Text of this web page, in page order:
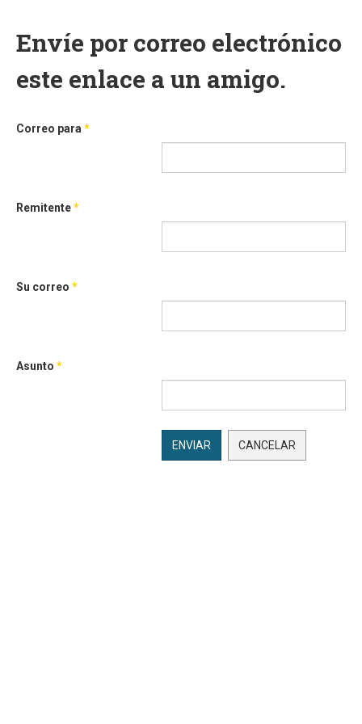
Envíe por correo electrónico
este enlace a un amigo.
Correo para *
Remitente*
Su correo *
Asunto *
ENVIAR CANCELAR